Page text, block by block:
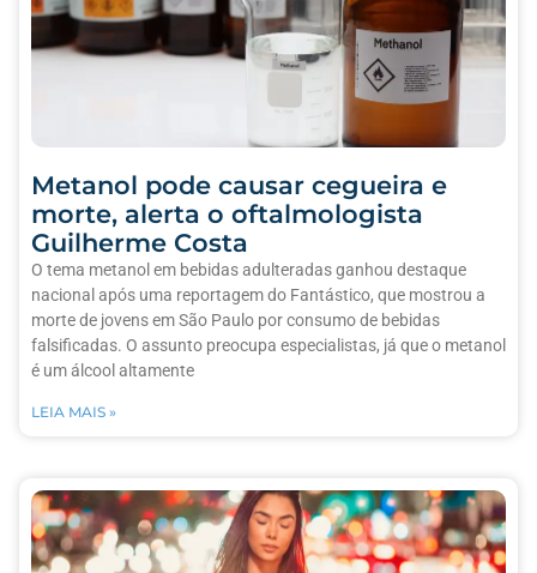
Metanol pode causar cegueira e
morte, alerta o oftalmologista
Guilherme Costa
O tema metanol em bebidas adulteradas ganhou destaque
nacional após uma reportagem do Fantástico, que mostrou a
morte de jovens em São Paulo por consumo de bebidas
falsificadas. O assunto preocupa especialistas, já que o metanol
é um álcool altamente
LEIA MAIS »